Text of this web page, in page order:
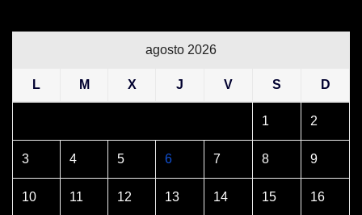
agosto 2026
L M X J V S D
1 2
3 4 5 6 7 8 9
10 11 12 13 14 15 16